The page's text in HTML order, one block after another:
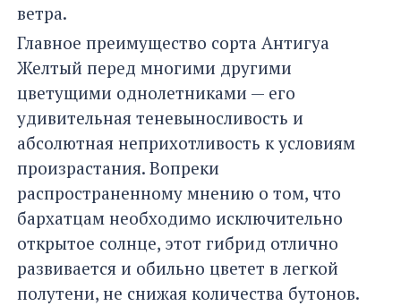
ветра.
Главное преимущество сорта Антигуа
Желтый перед многими другими
цветущими однолетниками — его
удивительная теневыносливость и
абсолютная неприхотливость к условиям
произрастания. Вопреки
распространенному мнению о том, что
бархатцам необходимо исключительно
открытое солнце, этот гибрид отлично
развивается и обильно цветет в легкой
полутени, не снижая количества бутонов.